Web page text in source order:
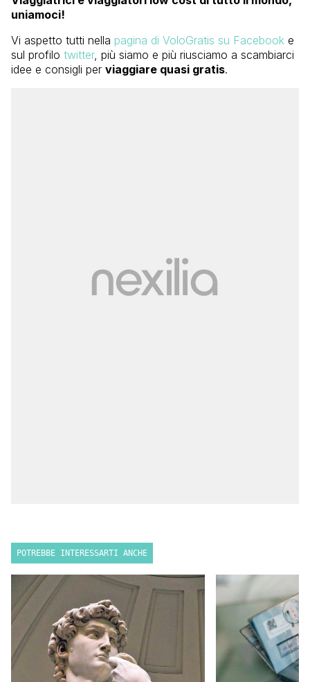
uniamoci!
Vi aspetto tutti nella pagina di VoloGratis su Facebook e
sul profilo twitter, più siamo e più riusciamo a scambiarci
idee e consigli per viaggiare quasi gratis.
POTREBBE INTERESSARTI ANCHE